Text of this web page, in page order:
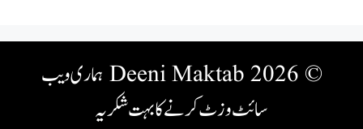
© 2026 Deeni Maktab
ہماری ویب
سائٹ وزٹ کرنے کا بہت شکریہ